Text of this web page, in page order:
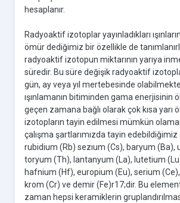
hesaplanır.
Radyoaktif izotoplar yayınladıkları
ömür dediğimiz bir özellikle de
radyoaktif izotopun miktarının yarıya
süredir. Bu süre değişik radyoaktif
gün, ay veya yıl mertebesinde
ışınlamanın bitiminden gama enerjisinin
geçen zamana bağlı olarak çok kısa yarı
izotopların tayin edilmesi mümkün
çalışma şartlarımızda tayin
rubidium (Rb) sezıum (Cs), baryum (Ba),
toryum (Th), lantanyum (La), lutetium
hafnium (Hf), europium (Eu), serium
krom (Cr) ve demir (Fe)r17;dir. Bu
zaman hepsi keramiklerin